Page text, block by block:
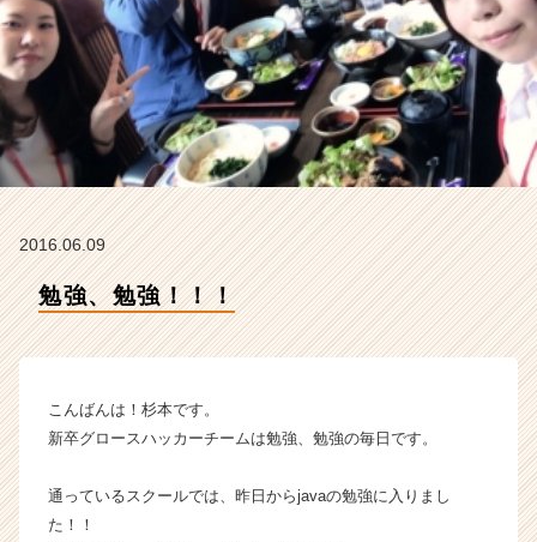
ベ
ン
チ
ャ
ー・
成
長
企
ス
カ
ト
届
く
2016.06.09
勉強、勉強！！！
こんばんは！杉本です。
新卒グロースハッカーチームは勉強、勉強の毎日です。
通っているスクールでは、昨日からjavaの勉強に入りまし
た！！